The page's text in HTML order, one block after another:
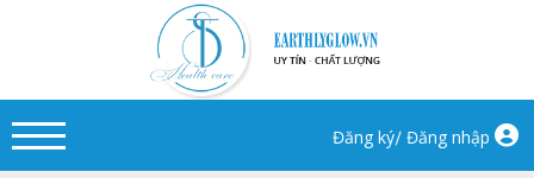
Đăng ký/ Đăng nhập